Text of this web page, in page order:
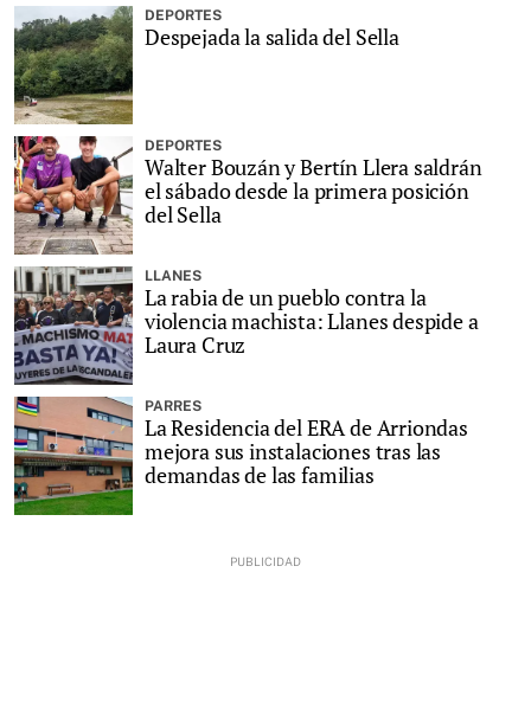
DEPORTES
Despejada la salida del Sella
DEPORTES
Walter Bouzán y Bertín Llera saldrán
el sábado desde la primera posición
del Sella
LLANES
La rabia de un pueblo contra la
violencia machista: Llanes despide a
Laura Cruz
PARRES
La Residencia del ERA de Arriondas
mejora sus instalaciones tras las
demandas de las familias